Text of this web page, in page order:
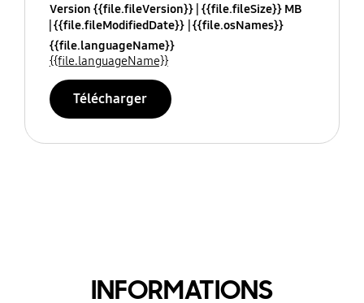
Version {{file.fileVersion}} {{file.fileSize}} MB
{{file.fileModifiedDate}} {{file.osNames}}
{{file.languageName}}
{{file.languageName}}
Télécharger
INFORMATIONS